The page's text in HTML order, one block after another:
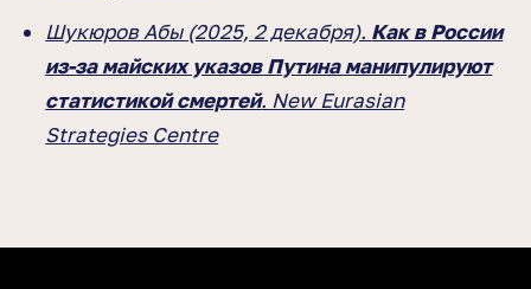
Шукюров Абы (2025, 2 декабря). Как в России
из-за майских указов Путина манипулируют
статистикой смертей. New Eurasian
Strategies Centre